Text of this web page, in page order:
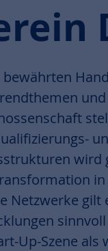
wird
Netzwerke gilt
Up-Szene